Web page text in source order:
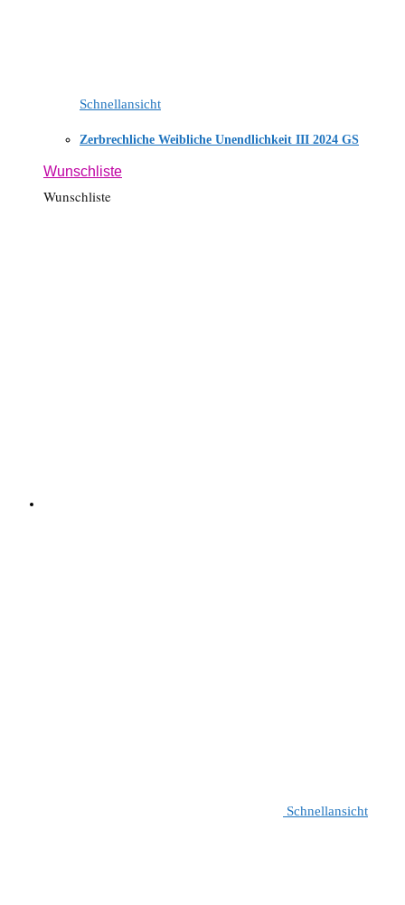
Schnellansicht
Zerbrechliche Weibliche Unendlichkeit III 2024 GS
Wunschliste
Wunschliste
Schnellansicht